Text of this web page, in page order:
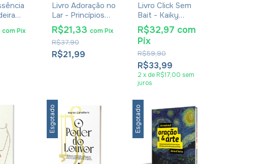
John
comPix
Livro Adoração no
Lar - Princípios
Práticos para o
Resgate do Culto
em Família -
Donald S. Whitney
R$21,99
R$37,90
R$21,33 comPix
Livro Click Sem
Bait - Kaiky
Fernandez
R$33,99
R$59,90
R$32,97 com
Pix
2 x de R$17,00 sem
juros
Esgotado Esgotado